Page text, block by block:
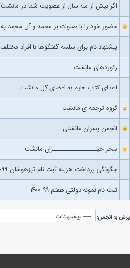
اگر بیش از سه سال از عضویت شما در مانشت
حضور خود را با صلوات بر محمد و آل محمد به
پیشنهاد نام برای سلسه گفتگوها با افراد مختلف
رکوردهای مانشت
اهدای کتاب هایم به اعضای گل مانشت
گروه ترجمه ی مانشت
انجمن پسران مانشتی
سحر خیــــــــــــــــــزان مانشت
چگونگی پرداخت هزینه ثبت نام تیزهوشان ۹۹-۱۴۰۰
ثبت نام نمونه دولتی هفتم ۹۹-۱۴۰۰
پرش به انجمن: